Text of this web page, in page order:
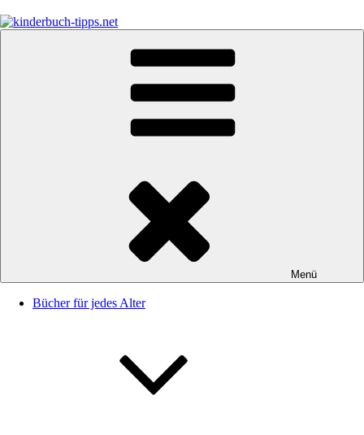
Inhalt
springen
Empfehlungen und Tipps rund um das Thema Kinderbücher und
Menü
Bücher für jedes Alter